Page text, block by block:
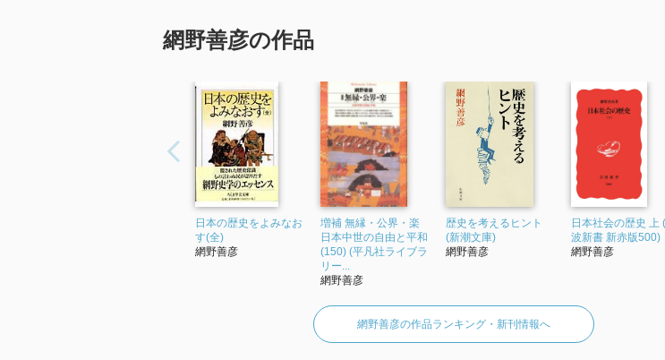
「2013年 『悪党と海賊 〈新装版〉』 で使われていた紹介文から引用しています。」
網野善彦の作品
日本の歴史をよみなお
す(全)
網野善彦
増補 無縁・公界・楽
日本中世の自由と平和
(150) (平凡社ライブラ
リー...
網野善彦
歴史を考えるヒント
(新潮文庫)
網野善彦
日本社会の歴史 上
波新書 新赤版500)
網野善彦
網野善彦の作品ランキング・新刊情報へ